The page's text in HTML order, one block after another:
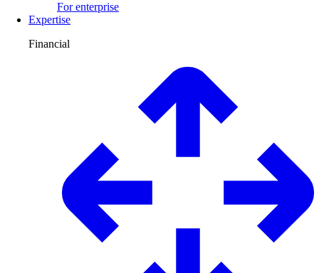
For enterprise
Expertise
Financial